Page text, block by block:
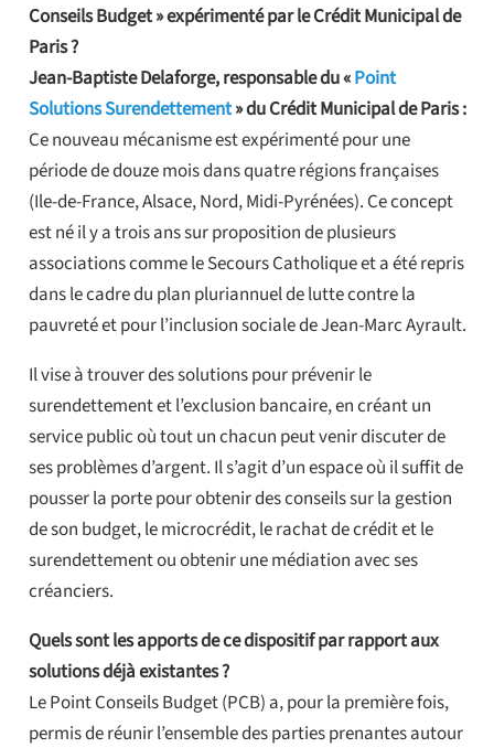
Conseils Budget » expérimenté par le Crédit Municipal de
Paris ?
Jean-Baptiste Delaforge, responsable du «Point
Solutions Surendettement» du Crédit Municipal de Paris :
Ce nouveau mécanisme est expérimenté pour une
période de douze mois dans quatre régions françaises
(Ile-de-France, Alsace, Nord, Midi-Pyrénées). Ce concept
est né il y a trois ans sur proposition de plusieurs
associations comme le Secours Catholique et a été repris
dans le cadre du plan pluriannuel de lutte contre la
pauvreté et pour l’inclusion sociale de Jean-Marc Ayrault.
Il vise à trouver des solutions pour prévenir le
surendettement et l’exclusion bancaire, en créant un
service public où tout un chacun peut venir discuter de
ses problèmes d’argent. Il s’agit d’un espace où il suffit de
pousser la porte pour obtenir des conseils sur la gestion
de son budget, le microcrédit, le rachat de crédit et le
surendettement ou obtenir une médiation avec ses
créanciers.
Quels sont les apports de ce dispositif par rapport aux
solutions déjà existantes ?
Le Point Conseils Budget (PCB) a, pour la première fois,
permis de réunir l’ensemble des parties prenantes autour